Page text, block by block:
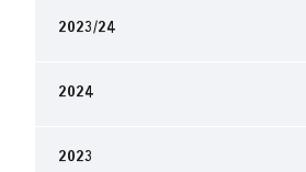
2023/24
2024
2023